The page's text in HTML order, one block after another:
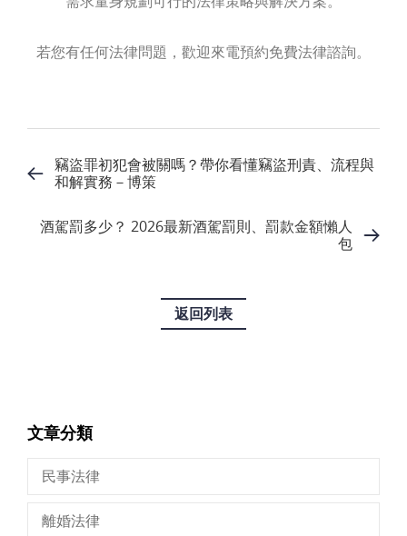
若您有任何法律問題，歡迎來電預約免費法律諮詢。
竊盜罪初犯會被關嗎？帶你看懂竊盜刑責、流程與
和解實務－博策
酒駕罰多少？ 2026最新酒駕罰則、罰款金額懶人
包
返回列表
文章分類
民事法律
離婚法律